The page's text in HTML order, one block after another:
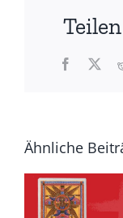
Facebook
X
Ähnliche